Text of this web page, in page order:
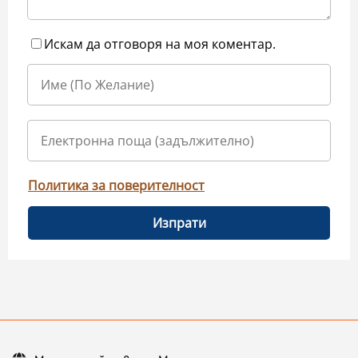
Искам да отговоря на моя коментар.
Политика за поверителност
Изпрати